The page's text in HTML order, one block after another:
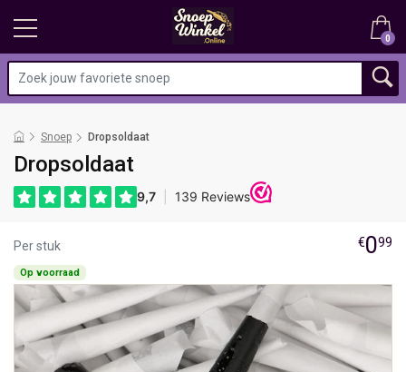
0
Snoep Dropsoldaat
Dropsoldaat
Per stuk €099
Op voorraad